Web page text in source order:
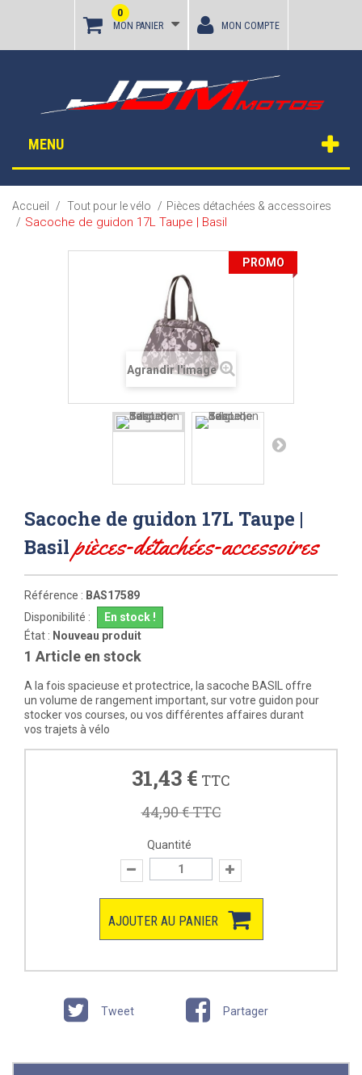
MON PANIER
0
MON COMPTE
MENU
Accueil / Tout pour le vélo / Pièces détachées & accessoires
/ Sacoche de guidon 17L Taupe | Basil
PROMO
Agrandir l'image
Sacoche de guidon 17L Taupe |
Basilpièces-détachées-accessoires
Référence : BAS17589
Disponibilité :
En stock !
État : Nouveau produit
1 Article en stock
A la fois spacieuse et protectrice, lasacoche BASILoffre
un volume de rangement important, sur votre guidon pour
stocker vos courses, ou vos différentes affaires durant
vos trajets à vélo
31,43 € TTC
44,90 €TTC
Quantité
AJOUTER AU PANIER
Tweet Partager